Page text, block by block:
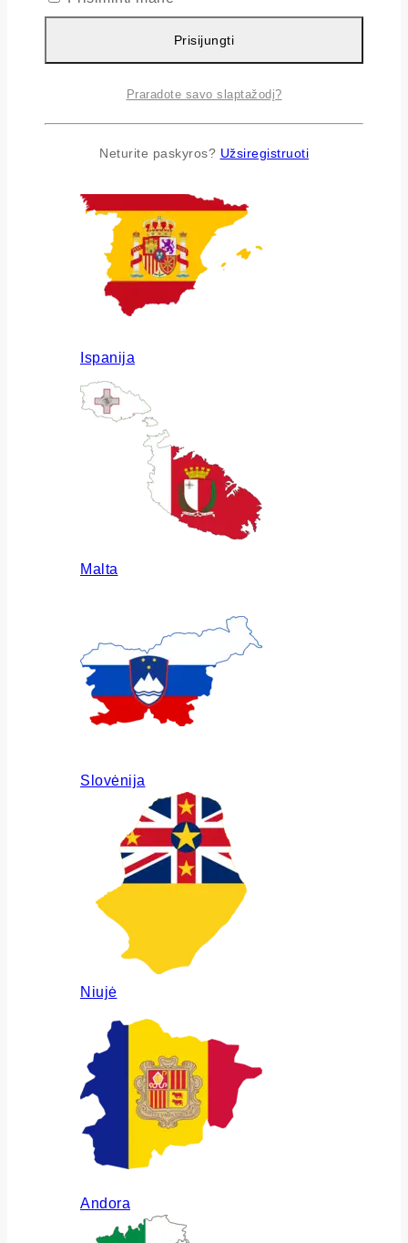
Airija
Ispanija
Malta
Slovėnija
Niujė
Andora
Prisijungti
Praradote savo slaptažodį?
Neturite paskyros? Užsiregistruoti